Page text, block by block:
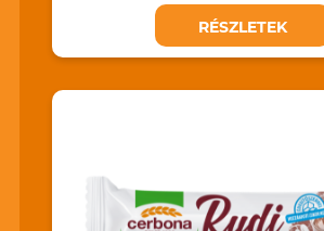
RÉSZLETEK